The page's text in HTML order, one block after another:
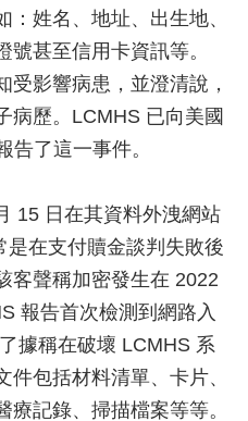
姓名、地址、出生地、
甚至信用卡資訊等。
受影響病患，並澄清說，
病歷。LCMHS 已向美國
告了這一事件。
15 日在其資料外洩網站
在支付贖金談判失敗後
客聲稱加密發生在 2022
報告首次檢測到網路入
據稱在破壞 LCMHS 系
包括材料清單、卡片、
記錄、掃描檔案等等。